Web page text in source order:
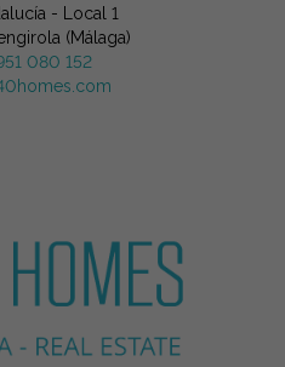
- Local 1
(Málaga)
080 152